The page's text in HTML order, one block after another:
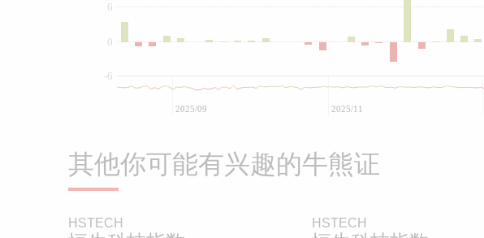
-6
0
6
2025/09 2025/11
其他你可能有兴趣的牛熊证
HSTECH HSTECH